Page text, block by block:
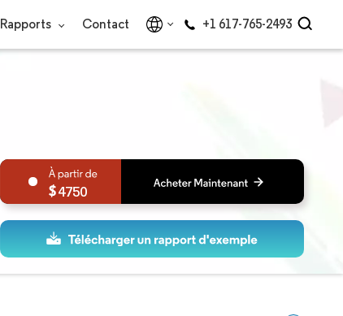
Rapports Contact +1 617-765-2493
4750